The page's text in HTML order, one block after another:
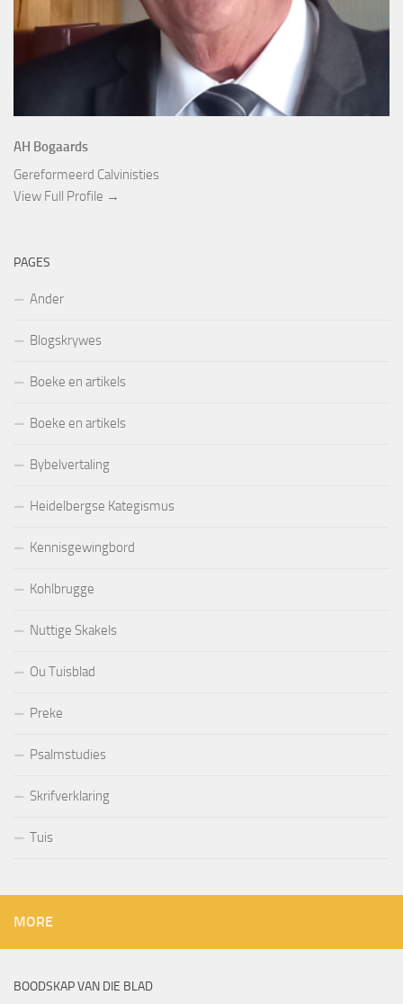
AH Bogaards
Gereformeerd Calvinisties
View Full Profile →
PAGES
Ander
Blogskrywes
Boeke en artikels
Boeke en artikels
Bybelvertaling
Heidelbergse Kategismus
Kennisgewingbord
Kohlbrugge
Nuttige Skakels
Ou Tuisblad
Preke
Psalmstudies
Skrifverklaring
Tuis
MORE
BOODSKAP VAN DIE BLAD